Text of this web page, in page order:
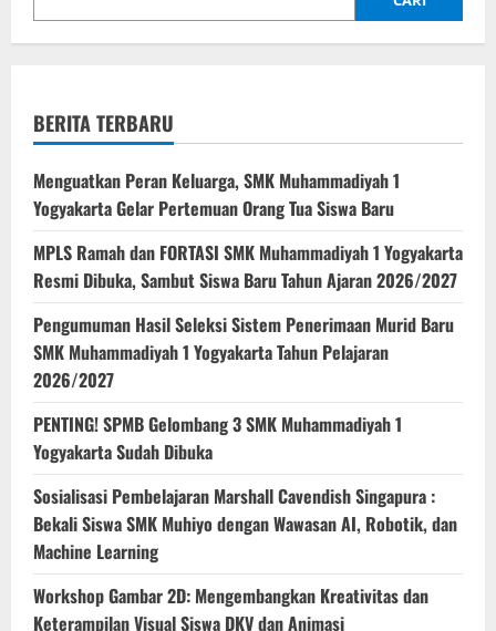
BERITA TERBARU
Menguatkan Peran Keluarga, SMK Muhammadiyah 1
Yogyakarta Gelar Pertemuan Orang Tua Siswa Baru
MPLS Ramah dan FORTASI SMK Muhammadiyah 1 Yogyakarta
Resmi Dibuka, Sambut Siswa Baru Tahun Ajaran 2026/2027
Pengumuman Hasil Seleksi Sistem Penerimaan Murid Baru
SMK Muhammadiyah 1 Yogyakarta Tahun Pelajaran
2026/2027
PENTING! SPMB Gelombang 3 SMK Muhammadiyah 1
Yogyakarta Sudah Dibuka
Sosialisasi Pembelajaran Marshall Cavendish Singapura :
Bekali Siswa SMK Muhiyo dengan Wawasan AI, Robotik, dan
Machine Learning
Workshop Gambar 2D: Mengembangkan Kreativitas dan
Keterampilan Visual Siswa DKV dan Animasi